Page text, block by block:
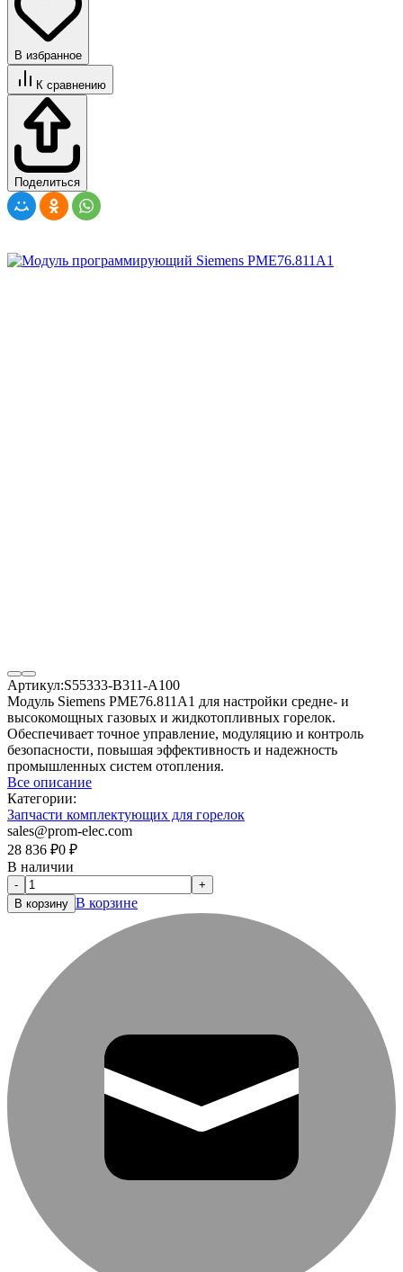
В избранное
К сравнению
Поделиться
Артикул:S55333-B311-A100
Модуль Siemens PME76.811A1 для настройки средне- и
высокомощных газовых и жидкотопливных горелок.
Обеспечивает точное управление, модуляцию и контроль
безопасности, повышая эффективность и надежность
промышленных систем отопления.
Все описание
Категории:
Запчасти комплектующих для горелок
sales@prom-elec.com
28 836 ₽0 ₽
В наличии
-
+
В корзину В корзине